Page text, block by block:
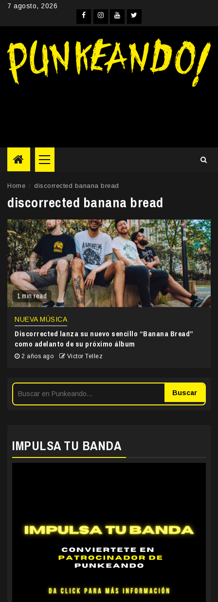
Skip7 agosto, 2026
Facebook
Instagram
YouTube
Twitter
Primary
Menu
Home discorrected banana bread
discorrected banana bread
1 min read
NUEVA MÚSICA
Discorrected lanza su nuevo sencillo “Banana Bread”
como adelanto de su próximo álbum
2 años ago Victor Tellez
Buscar
IMPULSA TU BANDA